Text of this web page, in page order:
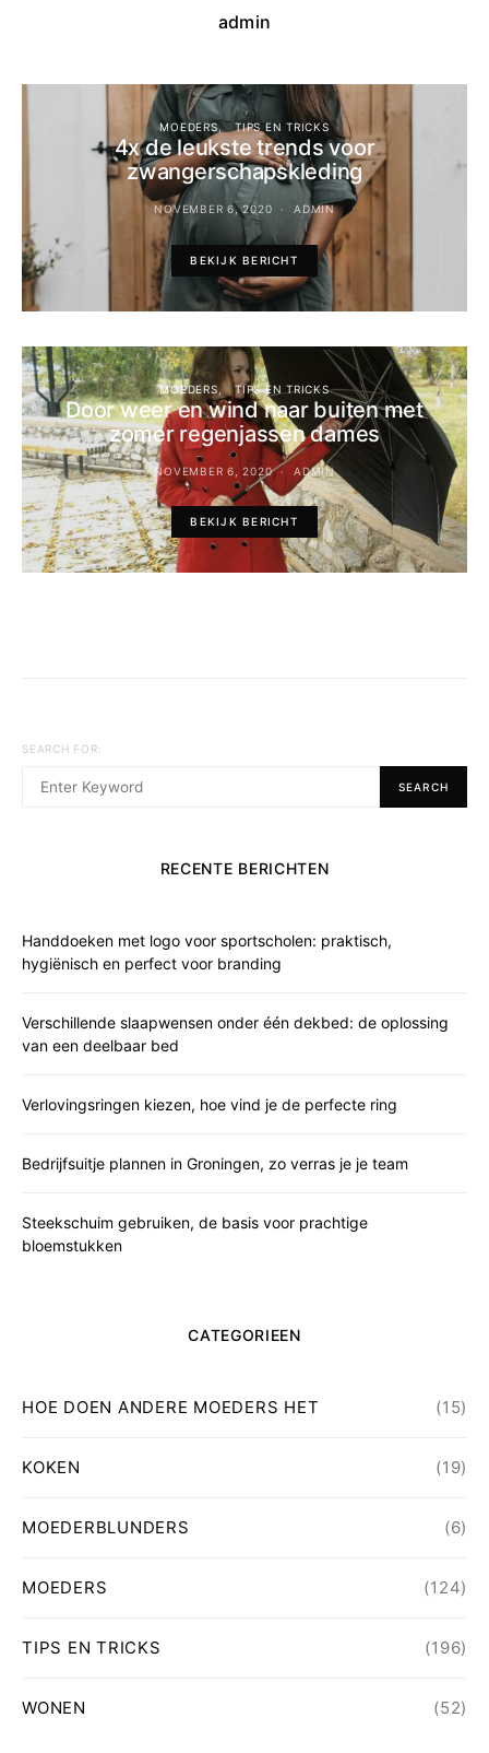
admin
MOEDERS TIPS EN TRICKS
4x de leukste trends voor
zwangerschapskleding
NOVEMBER 6, 2020 ADMIN
BEKIJK BERICHT
MOEDERS TIPS EN TRICKS
Door weer en wind naar buiten met
zomer regenjassen dames
NOVEMBER 6, 2020 ADMIN
BEKIJK BERICHT
SEARCH FOR:
SEARCH
RECENTE BERICHTEN
Handdoeken met logo voor sportscholen: praktisch,
hygiënisch en perfect voor branding
Verschillende slaapwensen onder één dekbed: de oplossing
van een deelbaar bed
Verlovingsringen kiezen, hoe vind je de perfecte ring
Bedrijfsuitje plannen in Groningen, zo verras je je team
Steekschuim gebruiken, de basis voor prachtige
bloemstukken
CATEGORIEEN
HOE DOEN ANDERE MOEDERS HET (15)
KOKEN (19)
MOEDERBLUNDERS (6)
MOEDERS (124)
TIPS EN TRICKS (196)
WONEN (52)